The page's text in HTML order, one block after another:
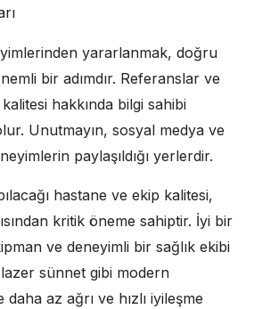
yararlanmak, doğru
bir adımdır. Referanslar ve
hakkında bilgi sahibi
Unutmayın, sosyal medya ve
paylaşıldığı yerlerdir.
hastane ve ekip kalitesi,
kritik öneme sahiptir. İyi bir
ve deneyimli bir sağlık ekibi
lazer sünnet gibi modern
az ağrı ve hızlı iyileşme